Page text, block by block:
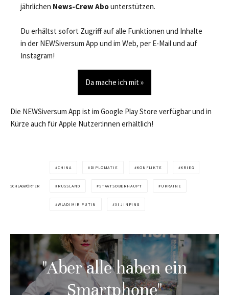
jährlichen News-Crew Abounterstützen.
Du erhältst sofort Zugriff auf alle Funktionen und Inhalte
in der NEWSiversum App und im Web, per E-Mail und auf
Instagram!
Da mache ich mit »
Die NEWSiversum App ist im Google Play Store verfügbar und in
Kürze auch für Apple Nutzer:innen erhältlich!
SCHLAGWÖRTER
CHINA DIPLOMATIE KONFLIKTE KRIEG
RUSSLAND STAATSOBERHAUPT UKRAINE
WLADIMIR PUTIN XI JINPING
"Aber alle haben ein
Smartphone"